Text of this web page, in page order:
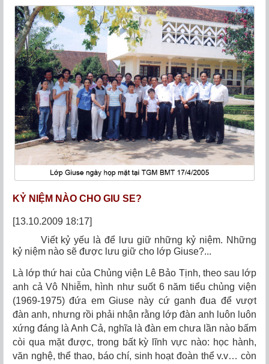
KỶ NIỆM NÀO CHO GIU SE?
[13.10.2009 18:17]
Viết kỷ yếu là để lưu giữ những kỷ niệm. Những
kỷ niệm nào sẽ được lưu giữ cho lớp Giuse?...
Là lớp thứ hai của Chủng viện Lê Bảo Tịnh, theo sau lớp
anh cả Vô Nhiễm, hình như suốt 6 năm tiểu chủng viện
(1969-1975) đứa em Giuse này cứ ganh đua để vượt
đàn anh, nhưng rồi phải nhận rằng lớp đàn anh luôn luôn
xứng đáng là Anh Cả, nghĩa là đàn em chưa lần nào bấm
còi qua mặt được, trong bất kỳ lĩnh vực nào: học hành,
văn nghệ, thể thao, báo chí, sinh hoạt đoàn thể v.v… còn